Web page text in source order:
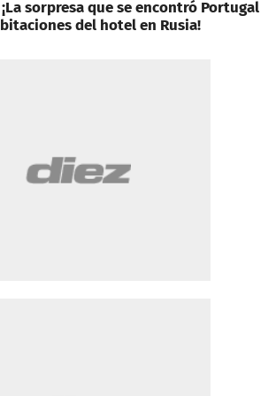
sorpresa que se encontró Portugal
del hotel en Rusia!